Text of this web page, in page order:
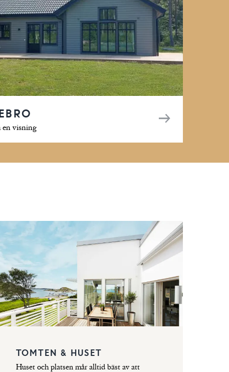
en visning
TOMTEN & HUSET
Huset och platsen mår alltid bäst av att